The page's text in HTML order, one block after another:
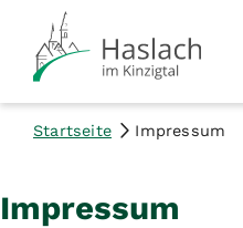
Startseite Impressum
Impressum